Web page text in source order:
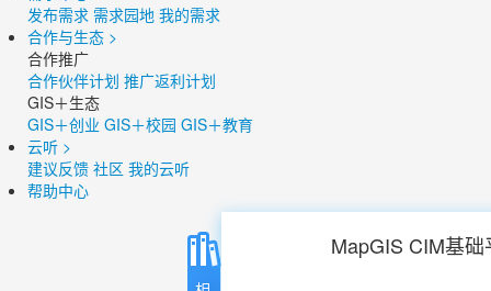
发布需求 需求园地 我的需求
合作与生态 >
合作推广
合作伙伴计划 推广返利计划
GIS＋生态
GIS＋创业 GIS＋校园 GIS＋教育
云听 >
建议反馈 社区 我的云听
帮助中心
MapGIS CIM基